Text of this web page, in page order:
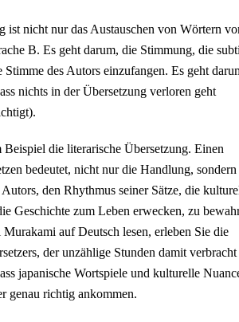
ist nicht nur das Austauschen von Wörtern
B. Es geht darum, die Stimmung, die
Stimme des Autors einzufangen. Es geht
nichts in der Übersetzung verloren geht
die literarische Übersetzung. Einen
bedeutet, nicht nur die Handlung, sondern
den Rhythmus seiner Sätze, die
Geschichte zum Leben erwecken, zu
auf Deutsch lesen, erleben Sie die
der unzählige Stunden damit verbracht
japanische Wortspiele und kulturelle
genau richtig ankommen.